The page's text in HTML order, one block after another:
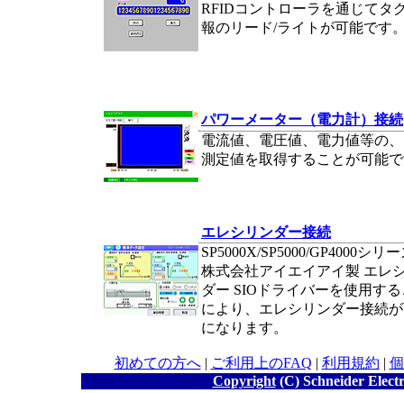
RFIDコントローラを通じてタ
報のリード/ライトが可能です
パワーメーター（電力計）接続
電流値、電圧値、電力値等の
測定値を取得することが可能
エレシリンダー接続
SP5000X/SP5000/GP4000シリ
株式会社アイエイアイ製 エレ
ダー SIOドライバーを使用す
により、エレシリンダー接続
になります。
初めての方へ| ご利用上のFAQ | 利用規約 |
Copyright(C) Schneider